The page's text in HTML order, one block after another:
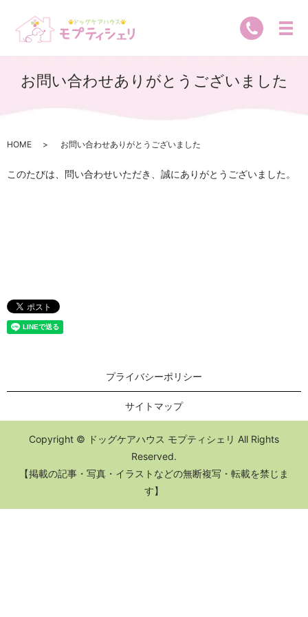
お問い合わせありがとうございました
HOME お問い合わせありがとうございました
このたびは、問い合わせいただき、誠にありがとうございました。
プライバシーポリシー
サイトマップ
Copyright © ドッグケアハウス モプティシェリ All Rights
Reserved.
【掲載の記事・写真・イラストなどの無断複写・転載を禁じま
す】